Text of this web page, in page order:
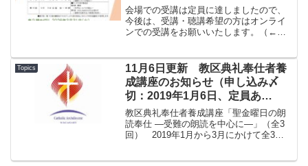
ク講座」のご案内
会場での受講は定員に達しましたので、
今後は、受講・聴講希望の方はオンライ
ンでの受講をお願いいたします。（←
なり次第締め切らせていただきます。ど
うぞよろしくお願い...
Topics
11月6日更新 教区典礼奉仕者養
成講座のお知らせ（申し込み〆
切：2019年1月6日、定員あ
り） ※ポスターがダウンロード
できます。
教区典礼奉仕者養成講座「聖金曜日の朗
読奉仕 ―受難の朗読を中心に―」（全3
回） 2019年1月から3月にかけて全3